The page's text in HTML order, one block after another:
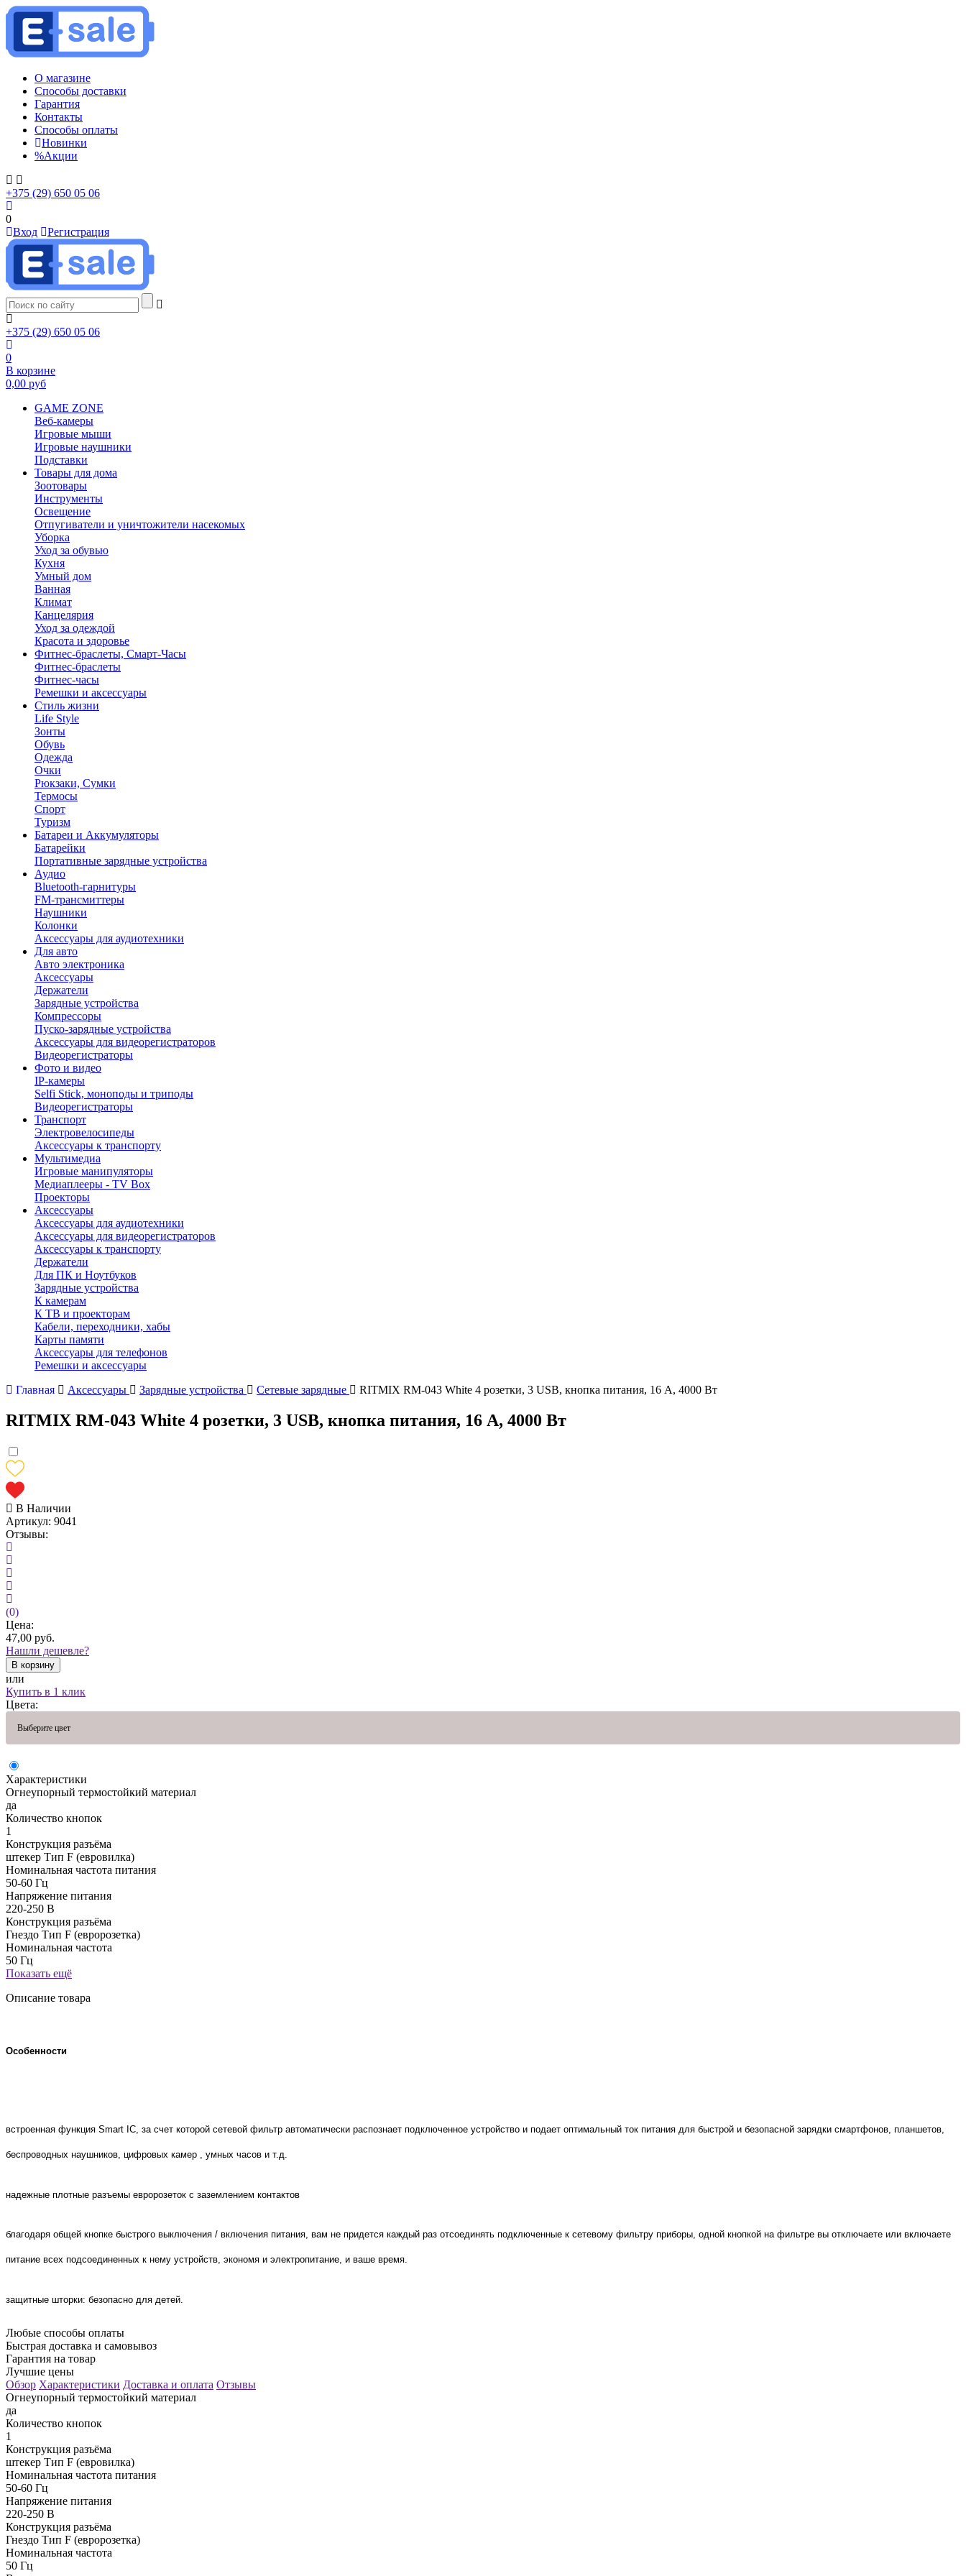
О магазине
Способы доставки
Гарантия
Контакты
Способы оплаты
Новинки
%Акции
+375 (29) 650 05 06
0
Вход
Регистрация
+375 (29) 650 05 06
0
В корзине
0,00 руб
GAME ZONE
Веб-камеры
Игровые мыши
Игровые наушники
Подставки
Товары для дома
Зоотовары
Инструменты
Освещение
Отпугиватели и уничтожители насекомых
Уборка
Уход за обувью
Кухня
Умный дом
Ванная
Климат
Канцелярия
Уход за одеждой
Красота и здоровье
Фитнес-браслеты, Смарт-Часы
Фитнес-браслеты
Фитнес-часы
Ремешки и аксессуары
Стиль жизни
Life Style
Зонты
Обувь
Одежда
Очки
Рюкзаки, Сумки
Термосы
Спорт
Туризм
Батареи и Аккумуляторы
Батарейки
Портативные зарядные устройства
Аудио
Bluetooth-гарнитуры
FM-трансмиттеры
Наушники
Колонки
Аксессуары для аудиотехники
Для авто
Авто электроника
Аксессуары
Держатели
Зарядные устройства
Компрессоры
Пуско-зарядные устройства
Аксессуары для видеорегистраторов
Видеорегистраторы
Фото и видео
IP-камеры
Selfi Stick, моноподы и триподы
Видеорегистраторы
Транспорт
Электровелосипеды
Аксессуары к транспорту
Мультимедиа
Игровые манипуляторы
Медиаплееры - TV Box
Проекторы
Аксессуары
Аксессуары для аудиотехники
Аксессуары для видеорегистраторов
Аксессуары к транспорту
Держатели
Для ПК и Ноутбуков
Зарядные устройства
К камерам
К ТВ и проекторам
Кабели, переходники, хабы
Карты памяти
Аксессуары для телефонов
Ремешки и аксессуары
Главная
Аксессуары Зарядные устройства Сетевые зарядные RITMIX RM-043 White 4 розетки, 3 USB, кнопка питания, 16 А, 4000 Вт
RITMIX RM-043 White 4 розетки, 3 USB, кнопка питания, 16 А, 4000 Вт
В Наличии
Артикул: 9041
Отзывы:
(0)
Цена:
47,00 руб.
Нашли дешевле?
В корзину
или
Купить в 1 клик
Цвета:
Выберите цвет
Характеристики
Огнеупорный термостойкий материал
да
Количество кнопок
1
Конструкция разъёма
штекер Тип F (евровилка)
Номинальная частота питания
50-60 Гц
Напряжение питания
220-250 В
Конструкция разъёма
Гнездо Тип F (евророзетка)
Номинальная частота
50 Гц
Показать ещё
Описание товара
Особенности
встроенная функция Smart IC, за счет которой сетевой фильтр автоматически распознает подключенное устройство и подает оптимальный ток питания для быстрой и безопасной зарядки смартфонов, планшетов,
беспроводных наушников, цифровых камер , умных часов и т.д.
надежные плотные разъемы евророзеток с заземлением контактов
благодаря общей кнопке быстрого выключения / включения питания, вам не придется каждый раз отсоединять подключенные к сетевому фильтру приборы, одной кнопкой на фильтре вы отключаете или включаете
питание всех подсоединенных к нему устройств, экономя и электропитание, и ваше время.
защитные шторки: безопасно для детей.
Любые способы оплаты
Быстрая доставка и самовывоз
Гарантия на товар
Лучшие цены
Обзор Характеристики Доставка и оплата Отзывы
Огнеупорный термостойкий материал
да
Количество кнопок
1
Конструкция разъёма
штекер Тип F (евровилка)
Номинальная частота питания
50-60 Гц
Напряжение питания
220-250 В
Конструкция разъёма
Гнездо Тип F (евророзетка)
Номинальная частота
50 Гц